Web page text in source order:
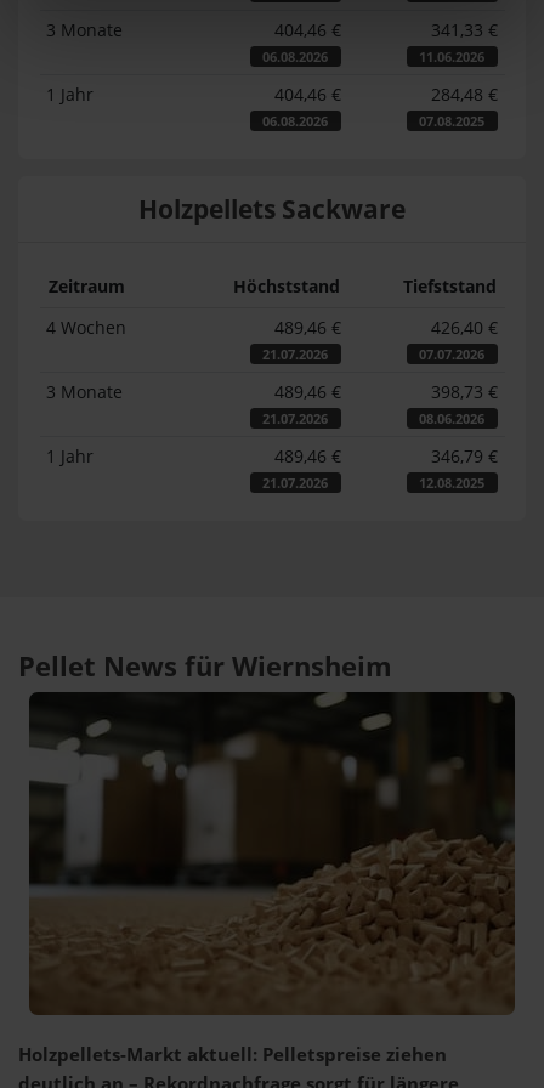
3 Monate 404,46 €
06.08.2026
341,33 €
11.06.2026
1 Jahr 404,46 €
06.08.2026
284,48 €
07.08.2025
Holzpellets Sackware
Zeitraum Höchststand
Tiefststand
4 Wochen
489,46 €
21.07.2026
426,40 €
07.07.2026
3 Monate 489,46 €
21.07.2026
398,73 €
08.06.2026
1 Jahr 489,46 €
21.07.2026
346,79 €
12.08.2025
Pellet News für Wiernsheim
Holzpellets-Markt aktuell: Pelletspreise ziehen